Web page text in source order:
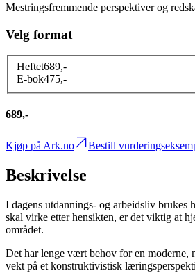
Mestringsfremmende perspektiver og
Velg format
Heftet689,-
E-bok475,-
689,-
Kjøp på Ark.no Bestill
Beskrivelse
I dagens utdannings- og arbeidsliv
skal virke etter hensikten, er det viktig at
området.
Det har lenge vært behov for en moderne,
vekt på et konstruktivistisk